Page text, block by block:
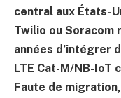
central aux États-
Twilio ou Soracom
années d’intégrer
LTE Cat-M/NB-IoT
Faute de